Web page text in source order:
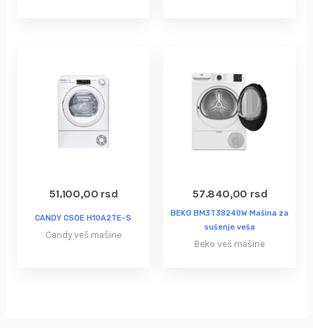
51.100,00 rsd
CANDY CSOE H10A2TE-S
Candy veš mašine
57.840,00 rsd
BEKO BM3T38240W Mašina za
sušenje veša
Beko veš mašine